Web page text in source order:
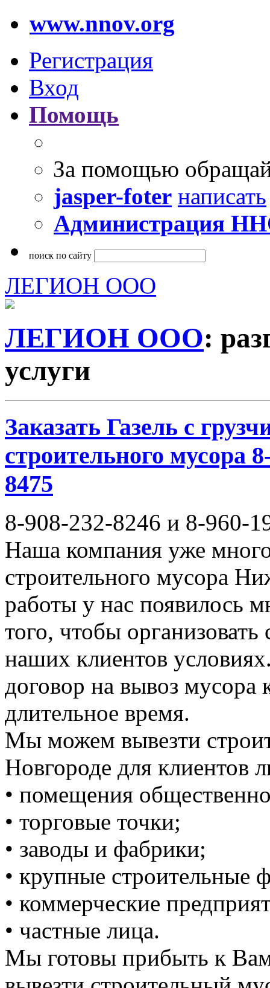
www.nnov.org
Регистрация
Вход
Помощь
За помощью
jasper-foter написать
Администрация
поиск по сайту
ЛЕГИОН ООО
ЛЕГИОН ООО:
услуги
Заказать Газель с
строительного мусора
8475
8-908-232-8246 и 8-960-
Наша компания уже много
строительного мусора
работы у нас появилось
того, чтобы
наших клиентов
договор на вывоз мусора
длительное время.
Мы можем вывезти
Новгороде для клиентов
• помещения
• торговые точки;
• заводы и фабрики;
• крупные строительные
• коммерческие
• частные лица.
Мы готовы прибыть к